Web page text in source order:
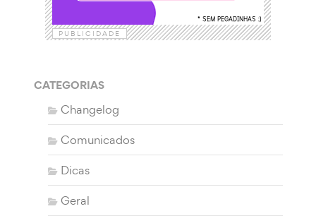
PUBLICIDADE
CATEGORIAS
Changelog
Comunicados
Dicas
Geral